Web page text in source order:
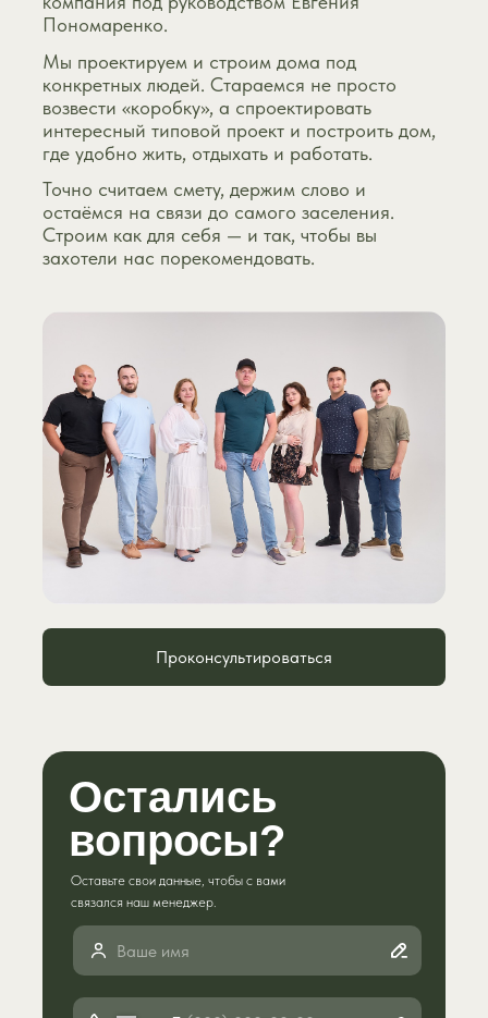
Проконсультироваться
Пономаренко.
Мы проектируем и строим дома под
конкретных людей. Стараемся не просто
возвести «коробку», а спроектировать
интересный типовой проект и построить дом,
где удобно жить, отдыхать и работать.
Точно считаем смету, держим слово и
остаёмся на связи до самого заселения.
Строим как для себя — и так, чтобы вы
захотели нас порекомендовать.
Остались
вопросы?
Оставьте свои данные, чтобы с вами
связался наш менеджер.